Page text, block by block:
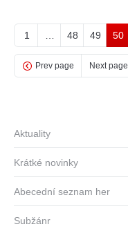
1 48 49 50
Prev page Next page
Aktuality
Krátké novinky
Abecední seznam her
Subžánr